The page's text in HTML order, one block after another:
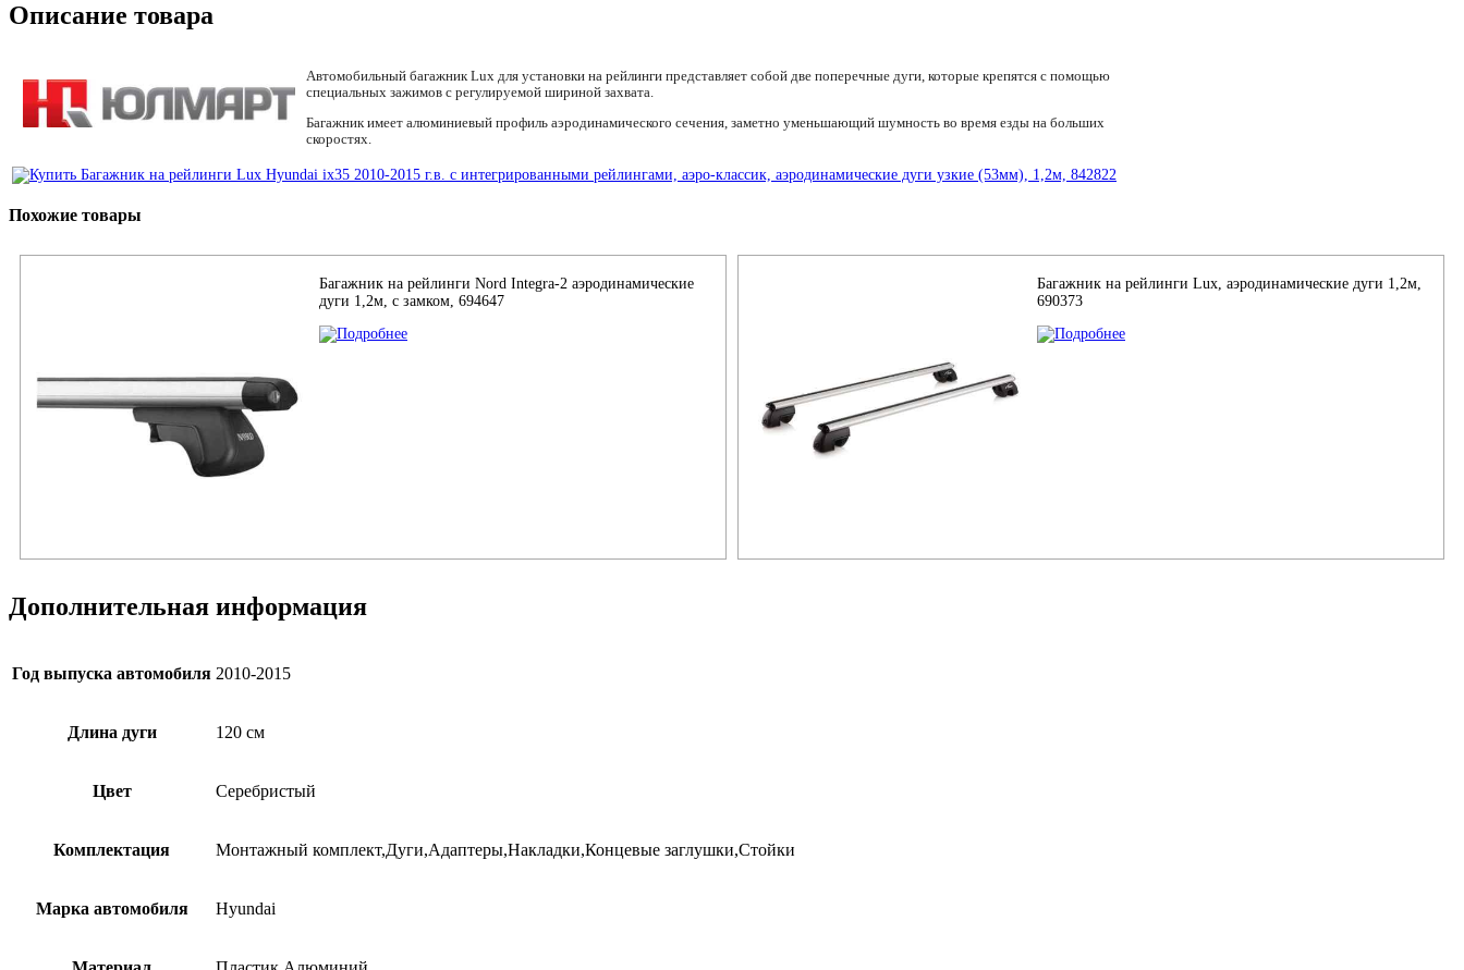
Описание товара
Автомобильный багажник Lux для установки на рейлинги представляет собой две поперечные дуги, которые крепятся с помощью
специальных зажимов с регулируемой шириной захвата.
Багажник имеет алюминиевый профиль аэродинамического сечения, заметно уменьшающий шумность во время езды на больших
скоростях.
Похожие товары
Багажник на рейлинги Nord Integra-2 аэродинамические
дуги 1,2м, с замком, 694647
Багажник на рейлинги Lux, аэродинамические дуги 1,2м,
690373
Дополнительная информация
Год выпуска автомобиля 2010-2015
Длина дуги 120 см
Цвет Серебристый
Комплектация Монтажный комплект,Дуги,Адаптеры,Накладки,Концевые заглушки,Стойки
Марка автомобиля Hyundai